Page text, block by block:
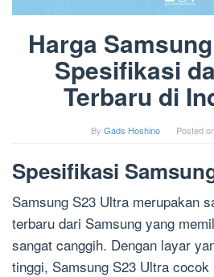
Harga
Spesifikasi
Terbaru di
By Gads Hoshino Posted
Spesifikasi
Samsung S23 Ultra merupakan
terbaru dari Samsung yang
sangat canggih. Dengan layar
tinggi, Samsung S23 Ultra